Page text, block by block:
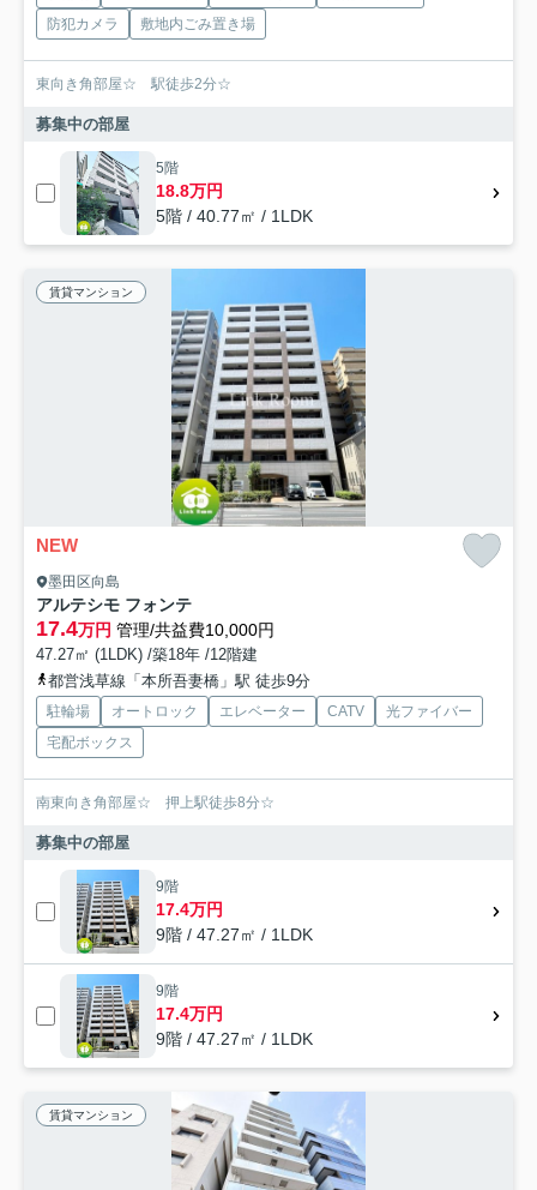
防犯カメラ
敷地内ごみ置き場
東向き角部屋☆ 駅徒歩2分☆
募集中の部屋
5階
18.8万円
5階 / 40.77㎡ / 1LDK
賃貸マンション
NEW
墨田区向島
アルテシモ フォンテ
17.4万円 管理/共益費10,000円
47.27㎡ (1LDK) /築18年 /12階建
都営浅草線「本所吾妻橋」駅 徒歩9分
駐輪場 オートロック エレベーター CATV
光ファイバー
宅配ボックス
南東向き角部屋☆ 押上駅徒歩8分☆
募集中の部屋
9階
17.4万円
9階 / 47.27㎡ / 1LDK
9階
17.4万円
9階 / 47.27㎡ / 1LDK
賃貸マンション